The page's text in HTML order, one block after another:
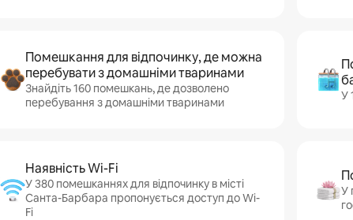
Помешкання для відпочинку, де можна
перебувати з домашніми тваринами
Знайдіть 160 помешкань, де дозволено
перебування з домашніми тваринами
У
Наявність Wi-Fi
У 380 помешканнях для відпочинку в місті
Санта-Барбара пропонується доступ до Wi-
Fi
У